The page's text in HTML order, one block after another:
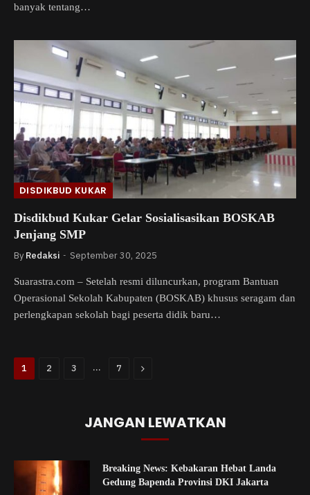
banyak tentang…
DISDIKBUD KUKAR
Disdikbud Kukar Gelar Sosialisasikan BOSKAB
Jenjang SMP
By Redaksi September 30, 2025
Suarastra.com – Setelah resmi diluncurkan, program Bantuan
Operasional Sekolah Kabupaten (BOSKAB) khusus seragam dan
perlengkapan sekolah bagi peserta didik baru…
1 2 3 … 7 Next
JANGAN LEWATKAN
Breaking News: Kebakaran Hebat Landa
Gedung Bapenda Provinsi DKI Jakarta